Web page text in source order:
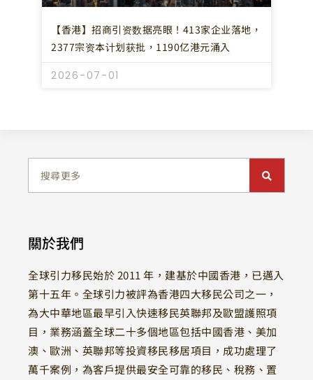
【香港】招商引资数据亮眼！413家企业落地，
2377宗资本计划获批，1190亿港元涌入
2026-07-01
關於我們
全球引力移民始於 2011 年，建基於中國香港，已邁入
第十五年。全球引力被評為香港四大移民公司之一，
為大中華地區最早引入快速移民英聯邦及歐盟護照項
目，業務涵蓋全球二十多個地區包括中國香港、美加
澳、歐洲、英聯邦等投資移民移居項目，成功處理了
萬千案例，為客戶提供最安全可靠的移民、稅務、置